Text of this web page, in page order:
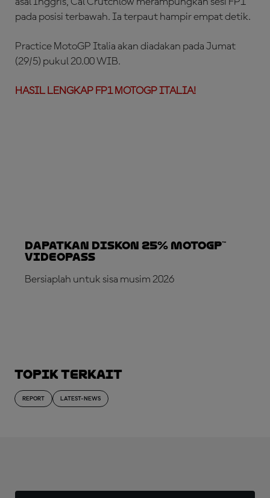
pada posisi terbawah. Ia terpaut hampir empat detik.
Practice MotoGP Italia akan diadakan pada Jumat
(29/5) pukul 20.00 WIB.
HASIL LENGKAP FP1 MOTOGP ITALIA!
Dapatkan Diskon 25% MotoGP™
VideoPass
Bersiaplah untuk sisa musim 2026
Topik Terkait
REPORT LATEST-NEWS